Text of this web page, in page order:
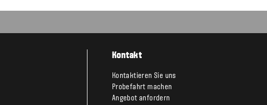
Kontakt
Kontaktieren Sie uns
Probefahrt machen
Angebot anfordern